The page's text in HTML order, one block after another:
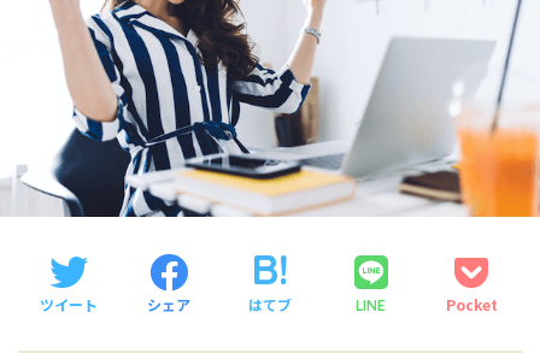
ツイート シェア はてブ LINE Pocket